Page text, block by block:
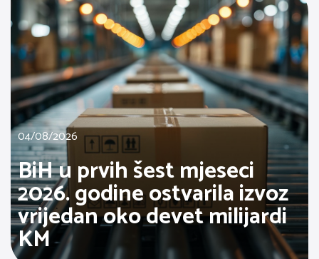
04/08/2026
BiH u prvih šest mjeseci
2026. godine ostvarila izvoz
vrijedan oko devet milijardi
KM